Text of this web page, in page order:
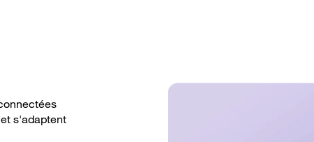
s'adaptent